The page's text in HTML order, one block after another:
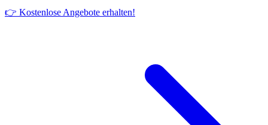
👉 Kostenlose Angebote erhalten!